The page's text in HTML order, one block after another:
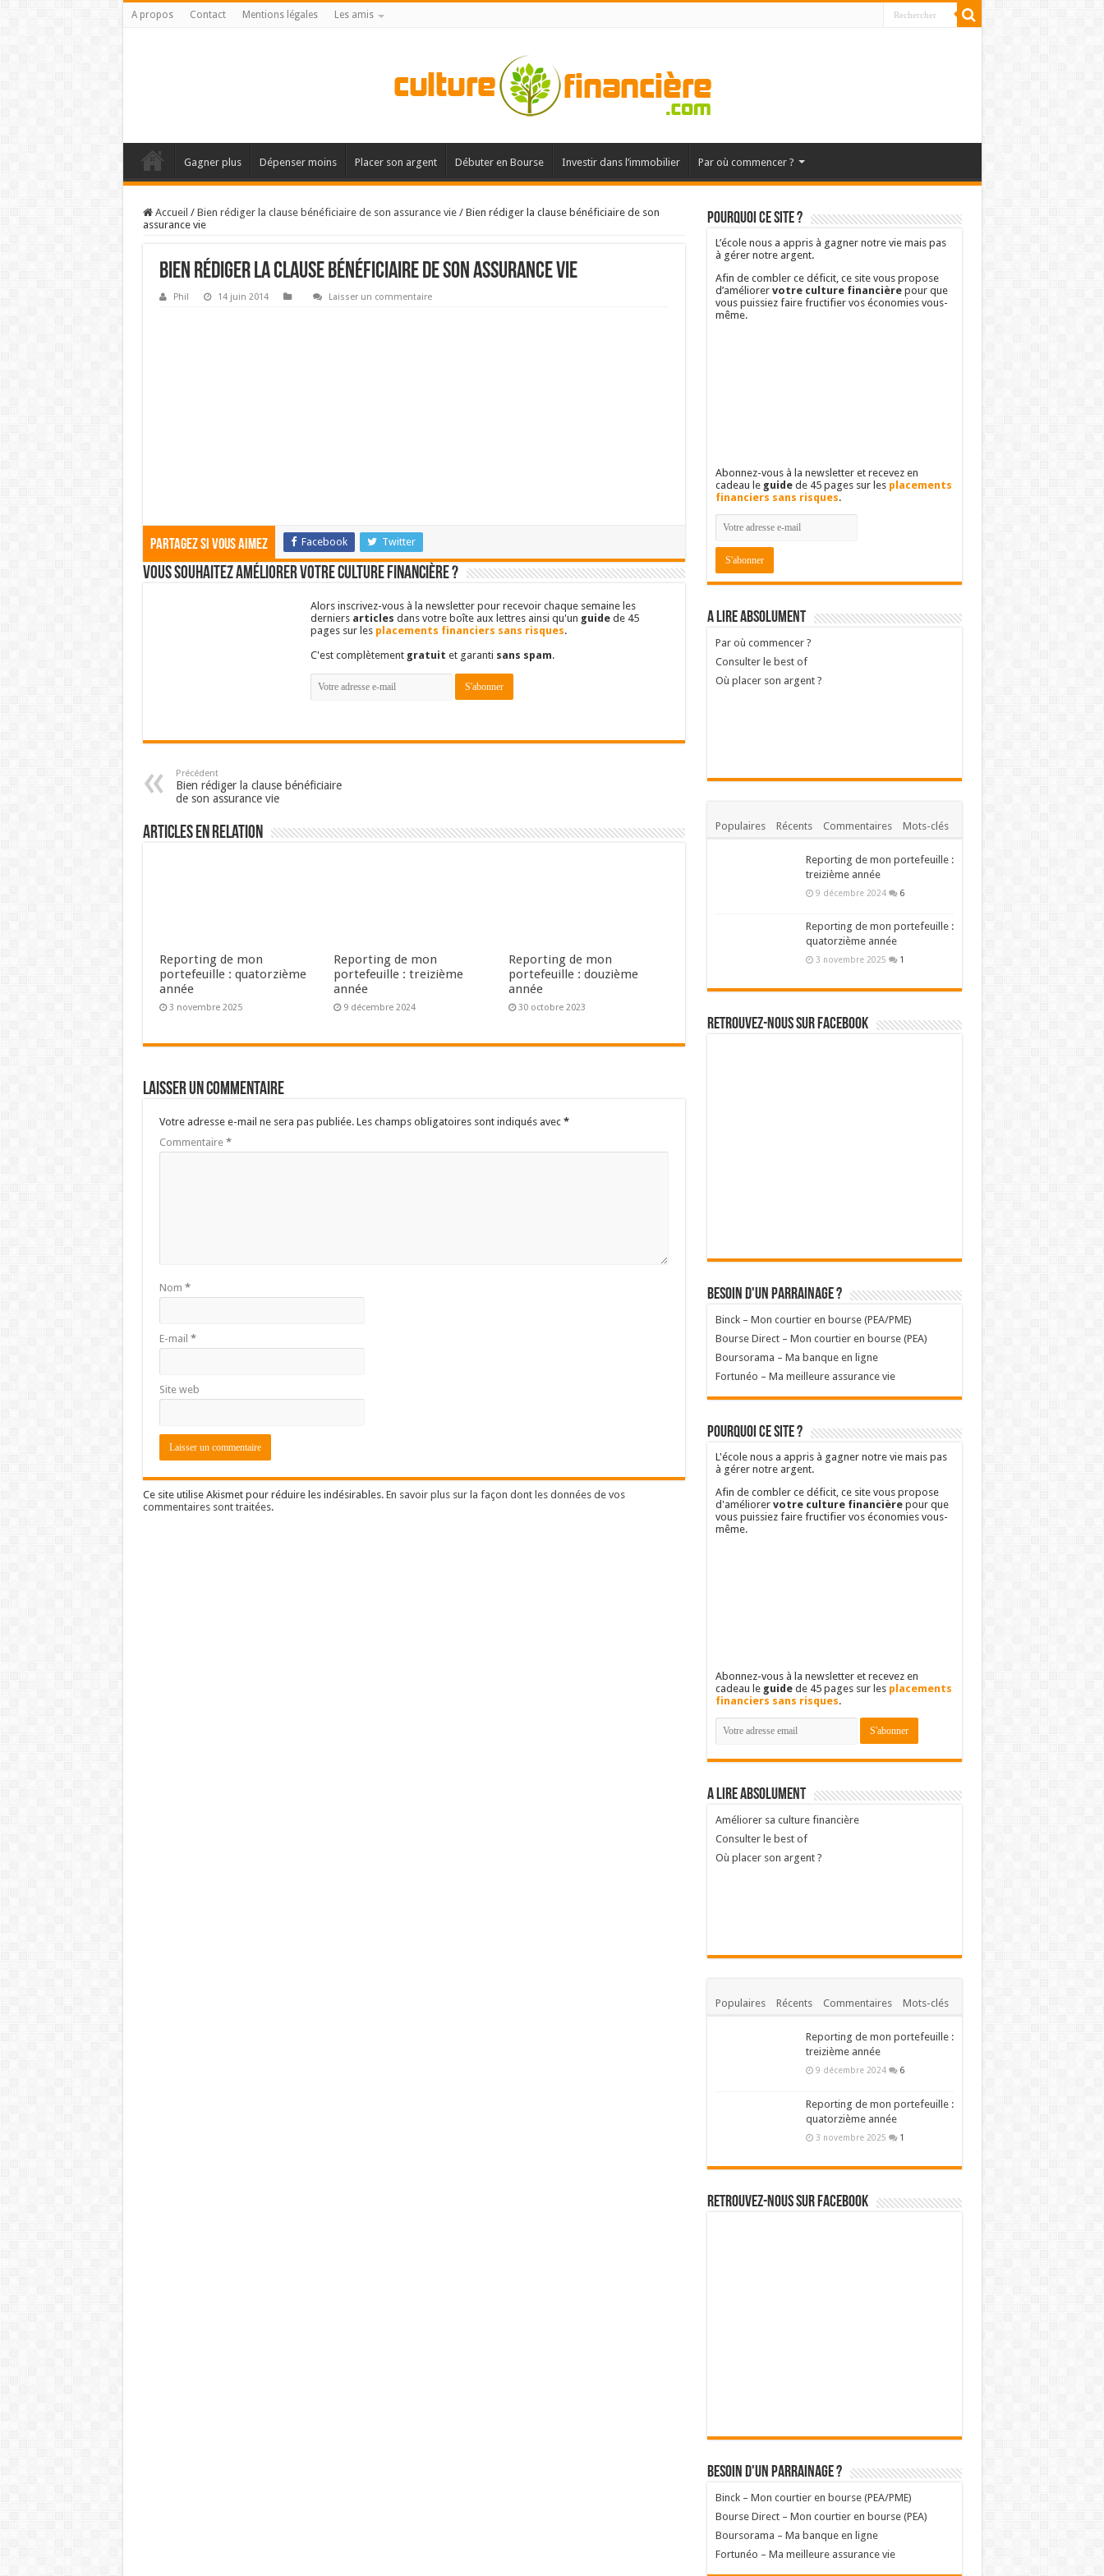
A propos Contact Mentions légales Les amis
Gagner plus Dépenser moins Placer son argent Débuter en Bourse Investir dans l’immobilier Par où commencer ?
Accueil / Bien rédiger la clause bénéficiaire de son assurance vie / Bien rédiger la clause bénéficiaire de son
assurance vie
Bien rédiger la clause bénéficiaire de son assurance vie
Phil 14 juin 2014 Laisser un commentaire
Partagez si vous aimez Facebook Twitter
Vous souhaitez améliorer votre culture financière ?
Alors inscrivez-vous à la newsletter pour recevoir chaque semaine les
derniers articles dans votre boîte aux lettres ainsi qu'un guidede 45
pages sur les placements financiers sans risques.
C'est complètement gratuit et garanti sans spam.
Précédent
Bien rédiger la clause bénéficiaire
de son assurance vie
Articles en relation
Reporting de mon
portefeuille : quatorzième
année
3 novembre 2025
Reporting de mon
portefeuille : treizième
année
9 décembre 2024
Reporting de mon
portefeuille : douzième
année
30 octobre 2023
Laisser un commentaire
Votre adresse e-mail ne sera pas publiée. Les champs obligatoires sont indiqués avec *
Commentaire *
Nom *
E-mail *
Site web
Ce site utilise Akismet pour réduire les indésirables. En savoir plus sur la façon dont les données de vos
commentaires sont traitées.
Pourquoi ce site ?
L’école nous a appris à gagner notre vie mais pas
à gérer notre argent.
Afin de combler ce déficit, ce site vous propose
d’améliorer votre culture financièrepour que
vous puissiez faire fructifier vos économies vous-
même.
Abonnez-vous à la newsletter et recevez en
cadeau le guidede 45 pages sur les placements
financiers sans risques.
A lire absolument
Par où commencer ?
Consulter le best of
Où placer son argent ?
Populaires Récents Commentaires Mots-clés
Reporting de mon portefeuille :
treizième année
9 décembre 2024 6
Reporting de mon portefeuille :
quatorzième année
3 novembre 2025 1
Retrouvez-nous sur Facebook
Besoin d'un parrainage ?
Binck – Mon courtier en bourse (PEA/PME)
Bourse Direct – Mon courtier en bourse (PEA)
Boursorama – Ma banque en ligne
Fortunéo – Ma meilleure assurance vie
Pourquoi ce site ?
L'école nous a appris à gagner notre vie mais pas
à gérer notre argent.
Afin de combler ce déficit, ce site vous propose
d'améliorer votre culture financièrepour que
vous puissiez faire fructifier vos économies vous-
même.
Abonnez-vous à la newsletter et recevez en
cadeau le guidede 45 pages sur les placements
financiers sans risques.
A lire absolument
Améliorer sa culture financière
Consulter le best of
Où placer son argent ?
Populaires Récents Commentaires Mots-clés
Reporting de mon portefeuille :
treizième année
9 décembre 2024 6
Reporting de mon portefeuille :
quatorzième année
3 novembre 2025 1
Retrouvez-nous sur Facebook
Besoin d'un parrainage ?
Binck – Mon courtier en bourse (PEA/PME)
Bourse Direct – Mon courtier en bourse (PEA)
Boursorama – Ma banque en ligne
Fortunéo – Ma meilleure assurance vie